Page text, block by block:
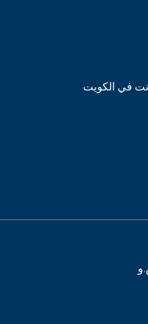
في الكويت